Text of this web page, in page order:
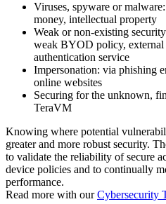
Viruses, spyware or
money, intellectual property
Weak or non-existing
weak BYOD policy, external
authentication service
Impersonation: via phishing
online websites
Securing for the unknown,
TeraVM
Knowing where potential
greater and more robust security.
to validate the reliability of secure
device policies and to continually
performance.
Read more with ourCybersecurity